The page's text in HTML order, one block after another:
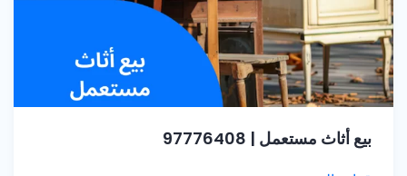
بيع أثاث مستعمل | 97776408